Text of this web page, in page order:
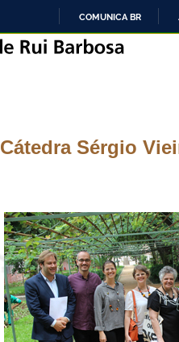
COMUNICA BR
Cátedra Sérgio